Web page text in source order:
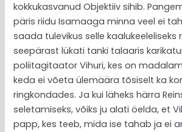
kokkukasvanud Objektiiv sihib.
päris riidu Isamaaga minna veel ei
saada tulevikus selle kaalukeeleliseks
seepärast lükati tanki talaaris
poliitagitaator Vihuri, kes on
keda ei võeta ülemäära tõsiselt ka
ringkondades. Ja kui läheks härra
seletamiseks, võiks ju alati öelda, et
papp, kes teeb, mida ise tahab ja ei